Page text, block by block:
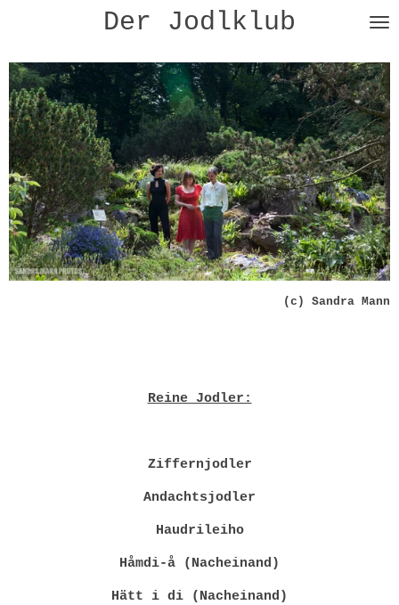
Der Jodlklub
(c) Sandra Mann
Reine Jodler:
Ziffernjodler
Andachtsjodler
Haudrileiho
Håmdi-å (Nacheinand)
Hätt i di (Nacheinand)